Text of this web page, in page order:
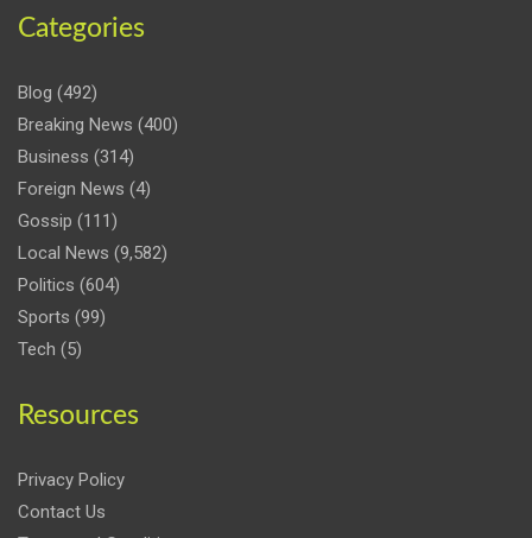
Categories
Blog (492)
Breaking News (400)
Business (314)
Foreign News (4)
Gossip (111)
Local News (9,582)
Politics (604)
Sports (99)
Tech (5)
Resources
Privacy Policy
Contact Us